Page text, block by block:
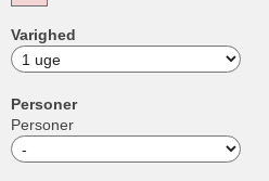
Varighed
Personer
Personer